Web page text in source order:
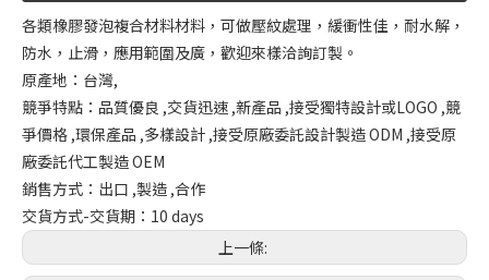
各類橡膠發泡複合材料材料，可做壓紋處理，緩衝性佳，耐水解，
防水，止滑，應用範圍及廣，歡迎來樣洽詢訂製。
原產地：台灣,
競爭特點：品質優良 ,交貨迅速 ,新產品 ,接受獨特設計或LOGO ,競
爭價格 ,環保產品 ,多樣設計 ,接受原廠委託設計製造 ODM ,接受原
廠委託代工製造 OEM
銷售方式：出口 ,製造 ,合作
交貨方式-交貨期：10 days
上一條: